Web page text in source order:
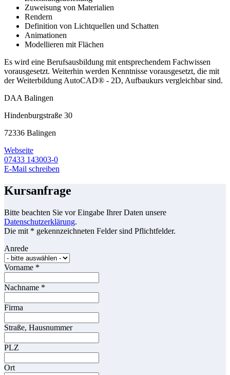
Zuweisung von Materialien
Rendern
Definition von Lichtquellen und Schatten
Animationen
Modellieren mit Flächen
Es wird eine Berufsausbildung mit entsprechendem Fachwissen
vorausgesetzt. Weiterhin werden Kenntnisse vorausgesetzt, die mit
der Weiterbildung AutoCAD® - 2D, Aufbaukurs vergleichbar sind.
DAA Balingen
Hindenburgstraße 30
72336 Balingen
Webseite
07433 143003-0
E-Mail schreiben
Kursanfrage
Bitte beachten Sie vor Eingabe Ihrer Daten unsere
Datenschutzerklärung.
Die mit * gekennzeichneten Felder sind Pflichtfelder.
Anrede
Vorname *
Nachname *
Firma
Straße, Hausnummer
PLZ
Ort